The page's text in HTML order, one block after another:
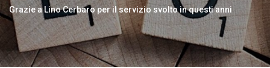
Grazie a Lino Cerbaro per il servizio svolto in questi anni